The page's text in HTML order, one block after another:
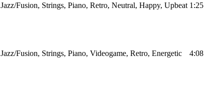
Jazz/Fusion, Strings, Piano, Retro, Neutral, Happy, Upbeat 1:25
Jazz/Fusion, Strings, Piano, Videogame, Retro, Energetic 4:08